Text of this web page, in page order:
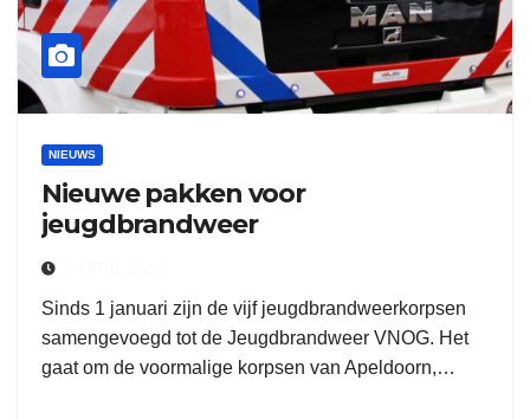
NIEUWS
Nieuwe pakken voor
jeugdbrandweer
Sinds 1 januari zijn de vijf jeugdbrandweerkorpsen
samengevoegd tot de Jeugdbrandweer VNOG. Het
gaat om de voormalige korpsen van Apeldoorn,…